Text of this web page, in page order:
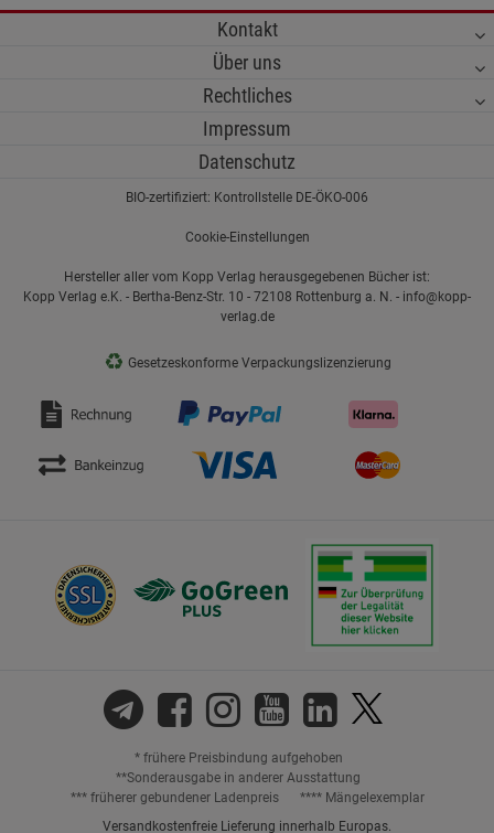
Kontakt
Über uns
Rechtliches
Impressum
Datenschutz
BIO-zertifiziert: Kontrollstelle DE-ÖKO-006
Cookie-Einstellungen
Hersteller aller vom Kopp Verlag herausgegebenen Bücher ist:
Kopp Verlag e.K. - Bertha-Benz-Str. 10 - 72108 Rottenburg a. N. - info@kopp-
verlag.de
♻ Gesetzeskonforme Verpackungslizenzierung
* frühere Preisbindung aufgehoben
**Sonderausgabe in anderer Ausstattung
*** früherer gebundener Ladenpreis
**** Mängelexemplar
Versandkostenfreie Lieferung innerhalb Europas.